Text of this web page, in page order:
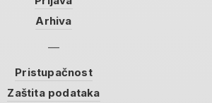
Arhiva
Pristupačnost
Zaštita podataka